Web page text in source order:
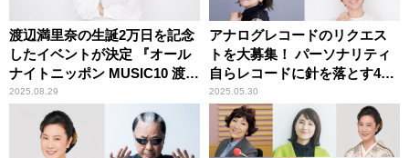
渡辺満里奈の生誕2万日を記念
したイベントが決定 『オール
ナイトニッポン MUSIC10 渡辺
満里奈20,000days トークイベ
ント ～これからも、私らしく
ハッピーに～ presented byロ
ート製薬50の恵』
2025.08.29
アナログレコードのリクエス
トを大募集！ パーソナリティ
自らレコードに針を落とす4日
間！『オールナイトニッポン
MUSIC10』
2025.05.30